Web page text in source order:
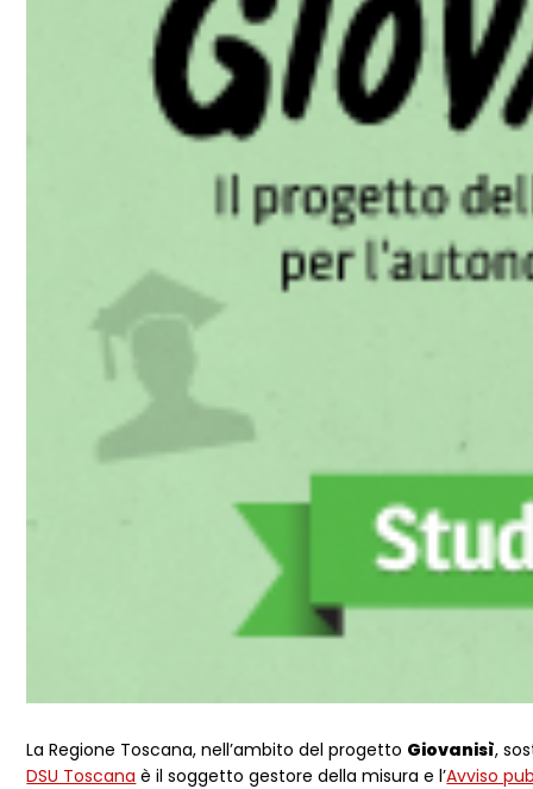
La Regione Toscana, nell’ambito del progetto Giovanisì,
DSU Toscana è il soggetto gestore della misura e l’Avviso